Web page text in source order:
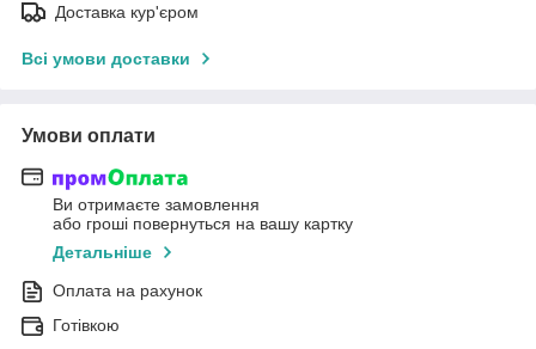
Доставка кур'єром
Всі умови доставки
Умови оплати
Ви отримаєте замовлення
або гроші повернуться на вашу картку
Детальніше
Оплата на рахунок
Готівкою